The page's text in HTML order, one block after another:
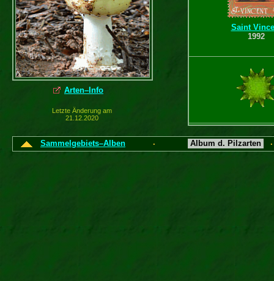
Arten–Info
Letzte Änderung am
21.12.2020
Saint
1992
Sammelgebiets–Alben · Album d. Pilzarten